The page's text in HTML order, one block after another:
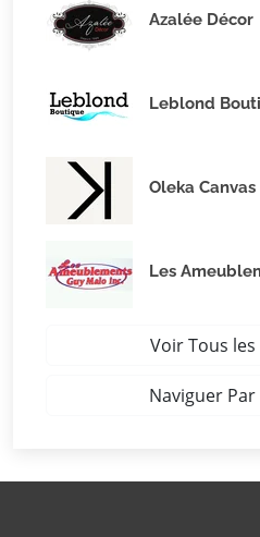
Azalée Décor
Leblond
Oleka Canvas
Les
Voir Tous
Naviguer